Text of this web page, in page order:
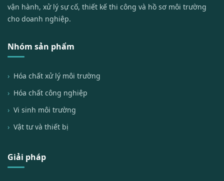
vận hành, xử lý sự cố, thiết kế thi công và hồ sơ môi trường
cho doanh nghiệp.
Nhóm sản phẩm
Hóa chất xử lý môi trường
Hóa chất công nghiệp
Vi sinh môi trường
Vật tư và thiết bị
Giải pháp